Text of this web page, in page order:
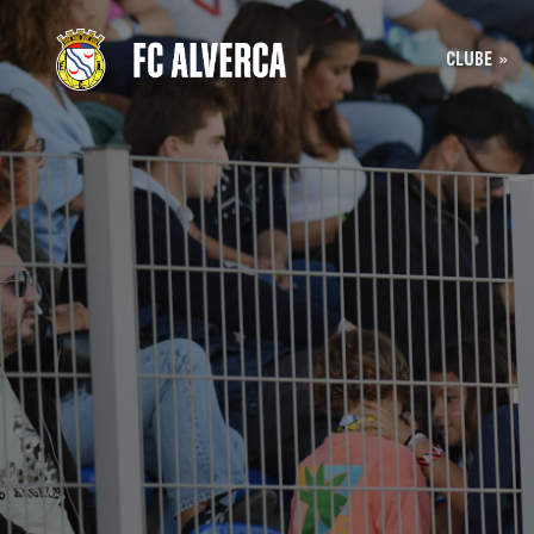
CLUBE
História
SAD
Acreditação